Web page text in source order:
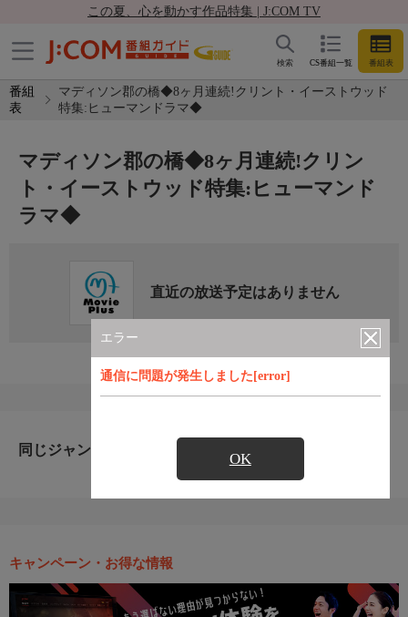
この夏、心を動かす作品特集 | J:COM TV
CS番組一覧 番組表
検索
番組
表
マディソン郡の橋◆8ヶ月連続!クリント・イーストウッド
特集:ヒューマンドラマ◆
エラー
通信に問題が発生しました[error]
OK
マディソン郡の橋◆8ヶ月連続!クリン
ト・イーストウッド特集:ヒューマンド
ラマ◆
直近の放送予定はありません
同じジャンルのおすすめ番組
キャンペーン・お得な情報